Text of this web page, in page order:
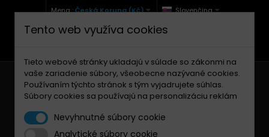
Mena :Česká Koruna (Kč) Slovenčina
+420 771 127 977 (Po-Pá, 9-12 a 13-17)
Tento web využíva cookies
Tieto webové stránky ukladajú v súlade so zákonmi na
vaše zariadenie súbory, všeobecne nazývané cookies.
Používaním týchto stránok s tým vyjadrujete súhlas.
Súbory cookies sa používajú na personalizáciu reklám
Nevyhnutné súbory cookie
Analytické súbory cookie